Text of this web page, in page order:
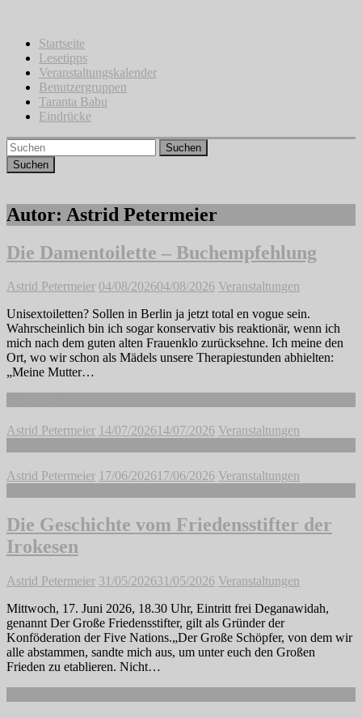
springenStartseite
Lesetipps
Veranstaltungskalender
Benutzergruppen
Taranta Babu
Eindrücke
Suchen
Autor: Astrid Petermeier
Die Damentoilette – Buchempfehlung
Astrid Petermeier 04/08/202604/08/2026 Veranstaltungen
Unisextoiletten? Sollen in Berlin ja jetzt total en vogue sein.
Wahrscheinlich bin ich sogar konservativ bis reaktionär, wenn ich
mich nach dem guten alten Frauenklo zurücksehne. Ich meine den
Ort, wo wir schon als Mädels unsere Therapiestunden abhielten:
„Meine Mutter…
Astrid Petermeier 14/07/202614/07/2026 Veranstaltungen
Astrid Petermeier 17/06/202617/06/2026 Veranstaltungen
Die Geschichte vom Friedensstifter der
Irokesen
Astrid Petermeier 31/05/202631/05/2026 Veranstaltungen
Mittwoch, 17. Juni 2026, 18.30 Uhr, Eintritt frei Deganawidah,
genannt Der Große Friedensstifter, gilt als Gründer der
Konföderation der Five Nations.„Der Große Schöpfer, von dem wir
alle abstammen, sandte mich aus, um unter euch den Großen
Frieden zu etablieren. Nicht…